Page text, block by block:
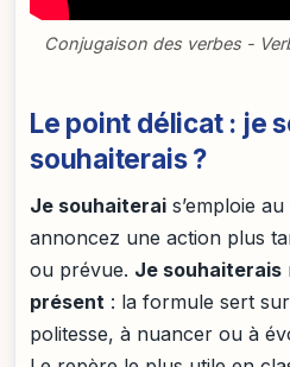
Conjugaison des verbes -
Le point délicat : je
souhaiterais ?
Je souhaiterai s’emploie au
annoncez une action plus
ou prévue. Je souhaiterais
présent : la formule sert
politesse, à nuancer ou à